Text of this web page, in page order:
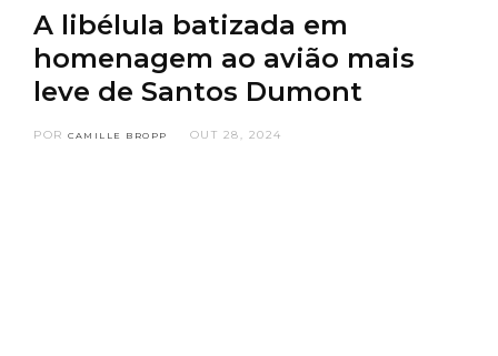
A libélula batizada em
homenagem ao avião mais
leve de Santos Dumont
POR CAMILLE BROPP OUT 28, 2024